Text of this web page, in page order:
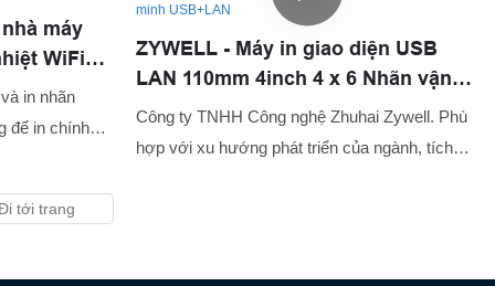
trong bất kỳ cài đặt kinh doanh nào
máy
WiFi
in nhãn
để in chính
tùy chọn cho
năng có thể
ZYWELL - Máy in giao diện USB
LAN 110mm 4inch 4 x 6 Nhãn vận
chuyển nhiệt Máy in máy in mã
vạch thông minh USB+LAN
Công ty TNHH Công nghệ Zhuhai Zywell. Phù
hợp với xu hướng phát triển của ngành, tích